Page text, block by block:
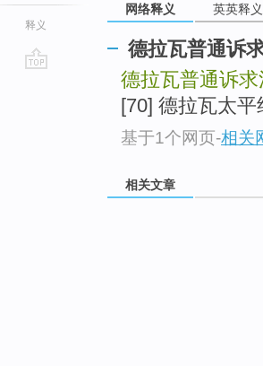
释义
网络释义 英英释义
德拉瓦普通诉
德拉瓦普通诉
[70] 德拉瓦太
基于1个网页-相关
相关文章